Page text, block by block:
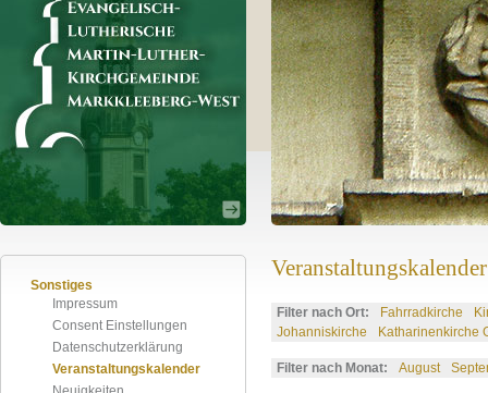
Sonstiges
Impressum
Consent Einstellungen
Datenschutzerklärung
Veranstaltungskalender
Veranstaltungskalender
Filter nach Ort: Fahrradkirche
Johanniskirche
Katharinenkirche
Filter nach Monat: August